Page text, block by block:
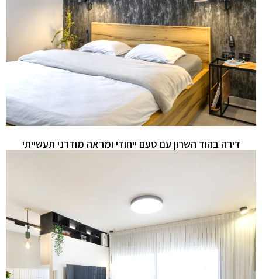
דירה בהוד השרון עם טעם ייחודי ומראה מודרני תעשייתי